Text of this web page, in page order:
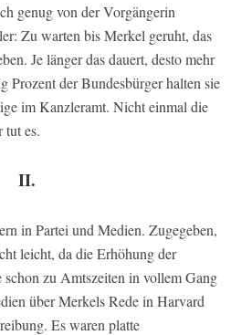
genug von der Vorgängerin
Zu warten bis Merkel geruht, das
Je länger das dauert, desto mehr
der Bundesbürger halten sie
im Kanzleramt. Nicht einmal die
es.
II.
in Partei und Medien. Zugegeben,
leicht, da die Erhöhung der
zu Amtszeiten in vollem Gang
über Merkels Rede in Harvard
Es waren platte